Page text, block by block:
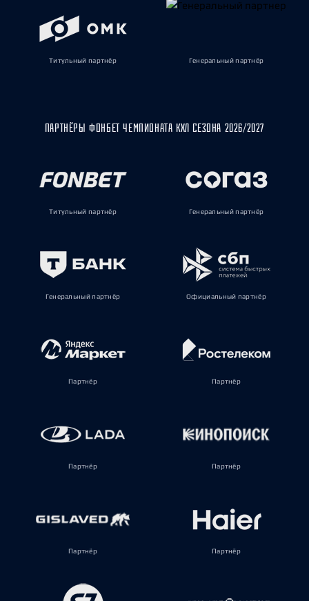
Титульный партнёр Генеральный партнёр
ПАРТНЁРЫ ФОНБЕТ ЧЕМПИОНАТА КХЛ СЕЗОНА 2026/2027
Титульный партнёр Генеральный партнёр
Генеральный партнёр Официальный партнёр
Партнёр Партнёр
Партнёр Партнёр
Партнёр Партнёр